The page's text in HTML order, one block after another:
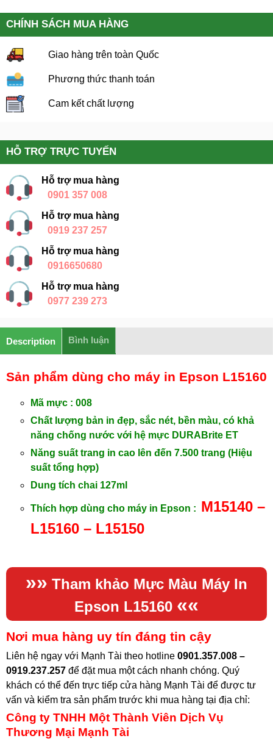
CHÍNH SÁCH MUA HÀNG
Giao hàng trên toàn Quốc
Phương thức thanh toán
Cam kết chất lượng
HỖ TRỢ TRỰC TUYẾN
Hỗ trợ mua hàng
0901 357 008
Hỗ trợ mua hàng
0919 237 257
Hỗ trợ mua hàng
0916650680
Hỗ trợ mua hàng
0977 239 273
Description Bình luận
Sản phẩm dùng cho máy in Epson L15160
Mã mực : 008
Chất lượng bản in đẹp, sắc nét, bền màu, có khả
năng chống nước với hệ mực DURABrite ET
Năng suất trang in cao lên đến 7.500 trang (Hiệu
suất tổng hợp)
Dung tích chai 127ml
Thích hợp dùng cho máy in Epson : M15140 –
L15160 – L15150
»» Tham khảo Mực Màu Máy In
Epson L15160 ««
Nơi mua hàng uy tín đáng tin cậy
Liên hệ ngay với Mạnh Tài theo hotline 0901.357.008 –
0919.237.257 để đặt mua một cách nhanh chóng. Quý
khách có thể đến trực tiếp cửa hàng Mạnh Tài để được tư
vấn và kiểm tra sản phẩm trước khi mua hàng tại địa chỉ:
Công ty TNHH Một Thành Viên Dịch Vụ
Thương Mại Mạnh Tài